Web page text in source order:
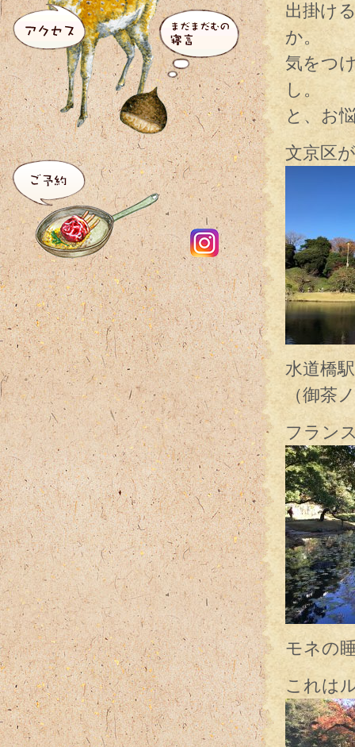
出掛け
か。
気をつ
し。
と、お
文京区
水道橋
（御茶
フラン
モネの
これは